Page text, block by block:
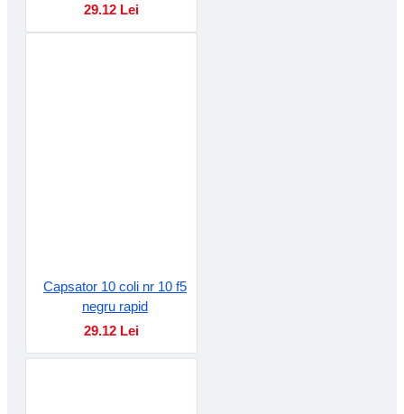
29.12 Lei
Capsator 10 coli nr 10 f5
negru rapid
29.12 Lei